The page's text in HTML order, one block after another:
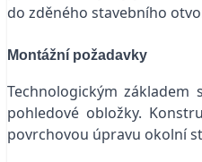
do zděného stavebního
Montážní požadavky
Technologickým
pohledové obložky.
povrchovou úpravu okolní